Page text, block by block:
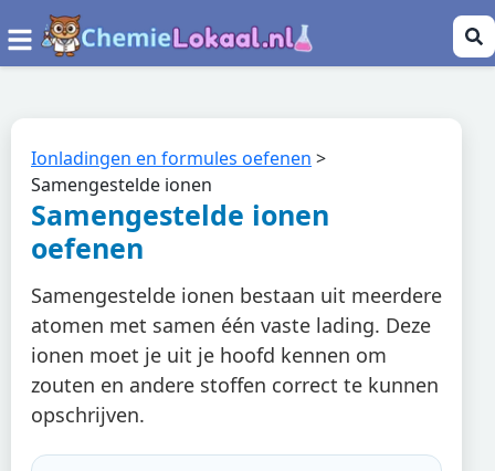
Ionladingen en formules oefenen >
Samengestelde ionen
Samengestelde ionen
oefenen
Samengestelde ionen bestaan uit meerdere
atomen met samen één vaste lading. Deze
ionen moet je uit je hoofd kennen om
zouten en andere stoffen correct te kunnen
opschrijven.